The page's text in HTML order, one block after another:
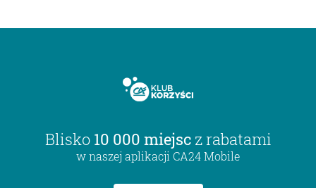
Blisko 10 000 miejsc z rabatami
w naszej aplikacji CA24 Mobile